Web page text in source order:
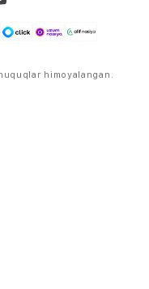
himoyalangan.